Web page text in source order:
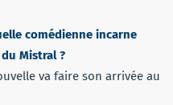
comédienne incarne
Mistral ?
va faire son arrivée au